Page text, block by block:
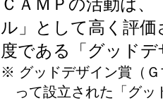
ＣＡＭＰの活動は
ル」として高く評価
度である「グッドデ
※ グッドデザイン賞（Ｇ
って設立された「グ